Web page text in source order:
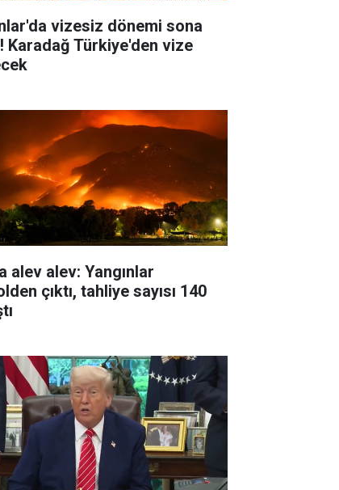
vizesiz dönemi sona
Karadağ Türkiye'den vize
alev alev: Yangınlar
çıktı, tahliye sayısı 140